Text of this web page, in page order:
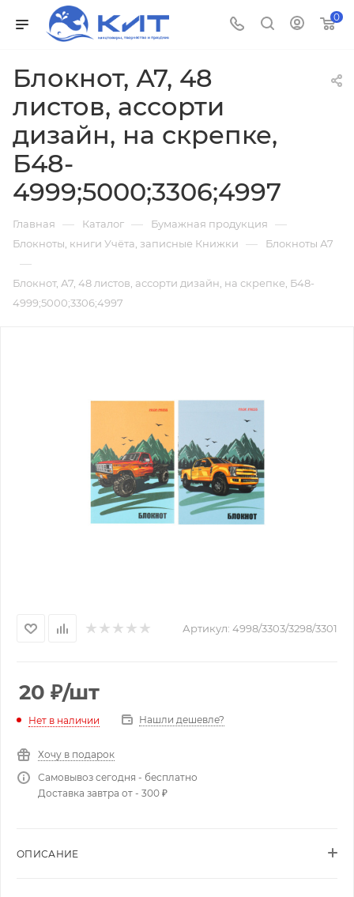
0
Блокнот, А7, 48
листов, ассорти
дизайн, на скрепке,
Б48-
4999;5000;3306;4997
Главная — Каталог — Бумажная продукция —
Блокноты, книги Учёта, записные Книжки — Блокноты А7
—
Блокнот, А7, 48 листов, ассорти дизайн, на скрепке, Б48-
4999;5000;3306;4997
Артикул: 4998/3303/3298/3301
20 ₽/шт
Нет в наличии Нашли дешевле?
Хочу в подарок
Самовывоз сегодня - бесплатно
Доставка завтра от - 300 ₽
ОПИСАНИЕ